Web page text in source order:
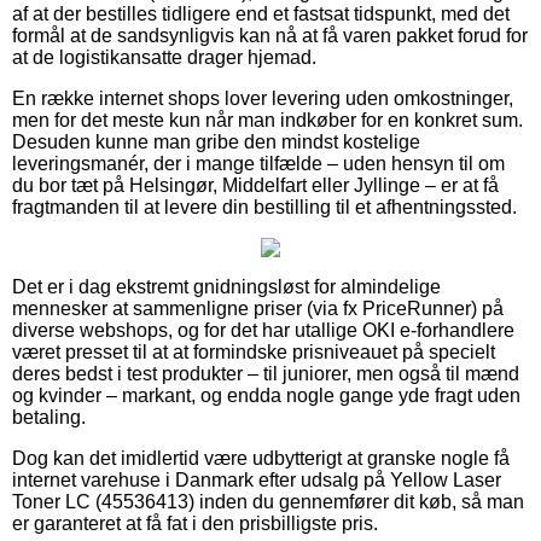
af at der bestilles tidligere end et fastsat tidspunkt, med det
formål at de sandsynligvis kan nå at få varen pakket forud for
at de logistikansatte drager hjemad.
En række internet shops lover levering uden omkostninger,
men for det meste kun når man indkøber for en konkret sum.
Desuden kunne man gribe den mindst kostelige
leveringsmanér, der i mange tilfælde – uden hensyn til om
du bor tæt på Helsingør, Middelfart eller Jyllinge – er at få
fragtmanden til at levere din bestilling til et afhentningssted.
Det er i dag ekstremt gnidningsløst for almindelige
mennesker at sammenligne priser (via fx PriceRunner) på
diverse webshops, og for det har utallige OKI e-forhandlere
været presset til at at formindske prisniveauet på specielt
deres bedst i test produkter – til juniorer, men også til mænd
og kvinder – markant, og endda nogle gange yde fragt uden
betaling.
Dog kan det imidlertid være udbytterigt at granske nogle få
internet varehuse i Danmark efter udsalg på Yellow Laser
Toner LC (45536413) inden du gennemfører dit køb, så man
er garanteret at få fat i den prisbilligste pris.